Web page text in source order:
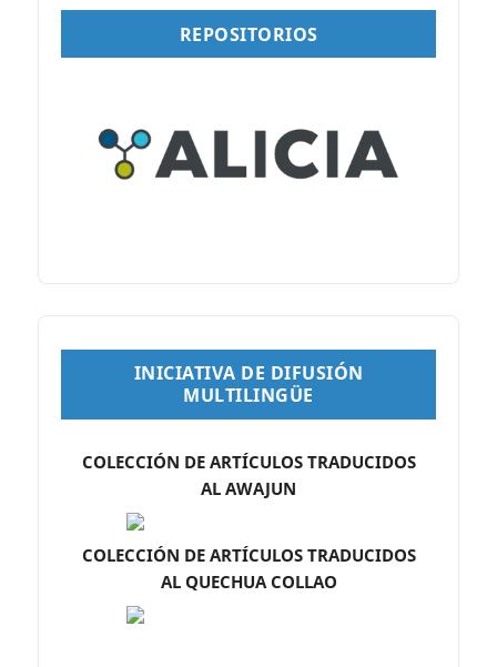
REPOSITORIOS
INICIATIVA DE DIFUSIÓN
MULTILINGÜE
COLECCIÓN DE ARTÍCULOS TRADUCIDOS
AL AWAJUN
COLECCIÓN DE ARTÍCULOS TRADUCIDOS
AL QUECHUA COLLAO